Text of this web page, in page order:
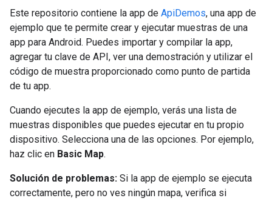
Este repositorio contiene la app de ApiDemos, una app de
ejemplo que te permite crear y ejecutar muestras de una
app para Android. Puedes importar y compilar la app,
agregar tu clave de API, ver una demostración y utilizar el
código de muestra proporcionado como punto de partida
de tu app.
Cuando ejecutes la app de ejemplo, verás una lista de
muestras disponibles que puedes ejecutar en tu propio
dispositivo. Selecciona una de las opciones. Por ejemplo,
haz clic en Basic Map.
Solución de problemas: Si la app de ejemplo se ejecuta
correctamente, pero no ves ningún mapa, verifica si